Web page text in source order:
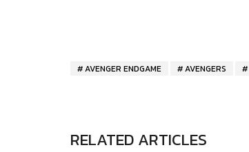
AVENGER ENDGAME AVENGERS
RELATED ARTICLES